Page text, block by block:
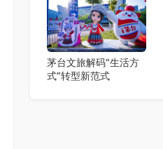
茅台文旅解码“生活方
式”转型新范式